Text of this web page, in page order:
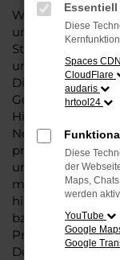
Wer in puncto
und bei Fahrten
Stand der
unweigerlich bei
Dieses Fahrzeug
Generation in
Hinsicht als
Neuwagen für
profitieren Sie
umfangreichen
mehr als 80
hinaus sichern
bzw. Nachlass,
Prozentbereich
Detmold sind bei
Essentiell
Diese
Spaces CDN
CloudFlare
audaris
hrtool24
Diese
der
Maps,
werden
YouTube
Google
Google